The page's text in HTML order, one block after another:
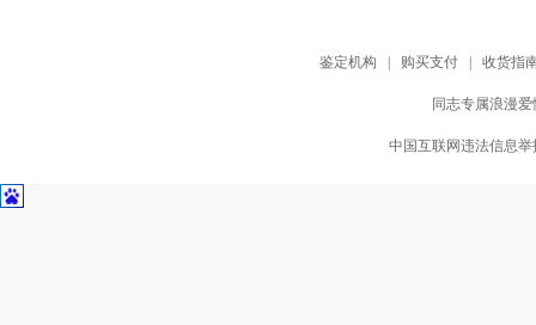
鉴定机构 购买支付 收货指
同志专属浪漫
中国互联网违法信息